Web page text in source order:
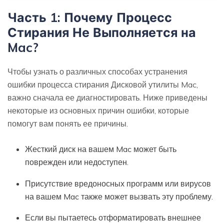
Часть 1: Почему Процесс
Стирания Не Выполняется на
Mac?
Чтобы узнать о различных способах устранения
ошибки процесса стирания Дисковой утилиты Mac,
важно сначала ее диагностировать. Ниже приведены
некоторые из основных причин ошибки, которые
помогут вам понять ее причины.
Жесткий диск на вашем Mac может быть
поврежден или недоступен.
Присутствие вредоносных программ или вирусов
на вашем Mac также может вызвать эту проблему.
Если вы пытаетесь отформатировать внешнее